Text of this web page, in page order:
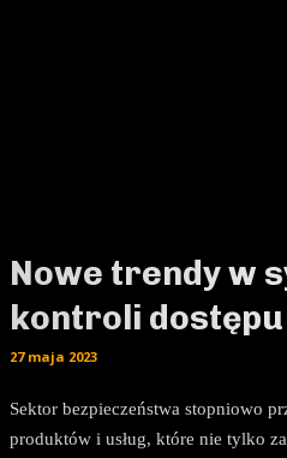
Nowe trendy w
kontroli dostępu
27 maja 2023
Sektor bezpieczeństwa stopniowo
produktów i usług, które nie tylko